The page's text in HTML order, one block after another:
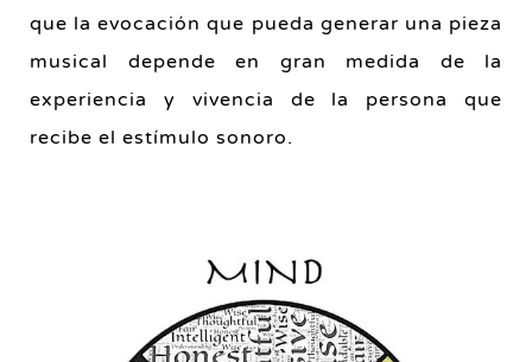
que la evocación que pueda generar una pieza
musical depende en gran medida de la
experiencia y vivencia de la persona que
recibe el estímulo sonoro.